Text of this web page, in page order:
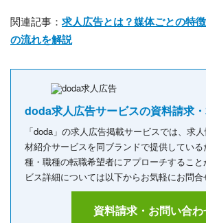
関連記事： 求人広告とは？媒体ごとの特
の流れを解説
doda求人広告サービスの資料請求
「doda」の求人広告掲載サービスでは、求
材紹介サービスを同ブランドで提供してい
種・職種の転職希望者にアプローチするこ
ビス詳細については以下からお気軽にお問合
資料請求・お問い合